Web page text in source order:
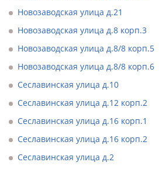
Новозаводская улица д.21
Новозаводская улица д.8 корп.3
Новозаводская улица д.8/8 корп.5
Новозаводская улица д.8/8 корп.6
Сеславинская улица д.10
Сеславинская улица д.12 корп.2
Сеславинская улица д.16 корп.1
Сеславинская улица д.16 корп.2
Сеславинская улица д.2